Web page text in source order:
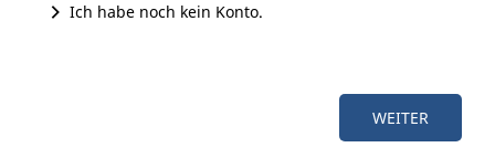
Ich habe noch kein Konto.